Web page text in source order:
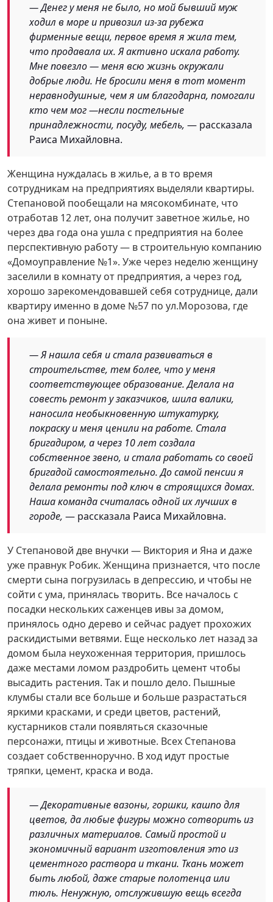
— Денег у меня не было, но мой бывший муж
ходил в море и привозил из-за рубежа
фирменные вещи, первое время я жила тем,
что продавала их. Я активно искала работу.
Мне повезло — меня всю жизнь окружали
добрые люди. Не бросили меня в тот момент
неравнодушные, чем я им благодарна, помогали
кто чем мог —несли постельные
принадлежности, посуду, мебель, — рассказала
Раиса Михайловна.
Женщина нуждалась в жилье, а в то время
сотрудникам на предприятиях выделяли квартиры.
Степановой пообещали на мясокомбинате, что
отработав 12 лет, она получит заветное жилье, но
через два года она ушла с предприятия на более
перспективную работу — в строительную компанию
«Домоуправление №1». Уже через неделю женщину
заселили в комнату от предприятия, а через год,
хорошо зарекомендовавшей себя сотруднице, дали
квартиру именно в доме №57 по ул.Морозова, где
она живет и поныне.
— Я нашла себя и стала развиваться в
строительстве, тем более, что у меня
соответствующее образование. Делала на
совесть ремонт у заказчиков, шила валики,
наносила необыкновенную штукатурку,
покраску и меня ценили на работе. Стала
бригадиром, а через 10 лет создала
собственное звено, и стала работать со своей
бригадой самостоятельно. До самой пенсии я
делала ремонты под ключ в строящихся домах.
Наша команда считалась одной их лучших в
городе, — рассказала Раиса Михайловна.
У Степановой две внучки — Виктория и Яна и даже
уже правнук Робик. Женщина признается, что после
смерти сына погрузилась в депрессию, и чтобы не
сойти с ума, принялась творить. Все началось с
посадки нескольких саженцев ивы за домом,
принялось одно дерево и сейчас радует прохожих
раскидистыми ветвями. Еще несколько лет назад за
домом была неухоженная территория, пришлось
даже местами ломом раздробить цемент чтобы
высадить растения. Так и пошло дело. Пышные
клумбы стали все больше и больше разрастаться
яркими красками, и среди цветов, растений,
кустарников стали появляться сказочные
персонажи, птицы и животные. Всех Степанова
создает собственноручно. В ход идут простые
тряпки, цемент, краска и вода.
— Декоративные вазоны, горшки, кашпо для
цветов, да любые фигуры можно сотворить из
различных материалов. Самый простой и
экономичный вариант изготовления это из
цементного раствора и ткани. Ткань может
быть любой, даже старые полотенца или
тюль. Ненужную, отслужившую вещь всегда